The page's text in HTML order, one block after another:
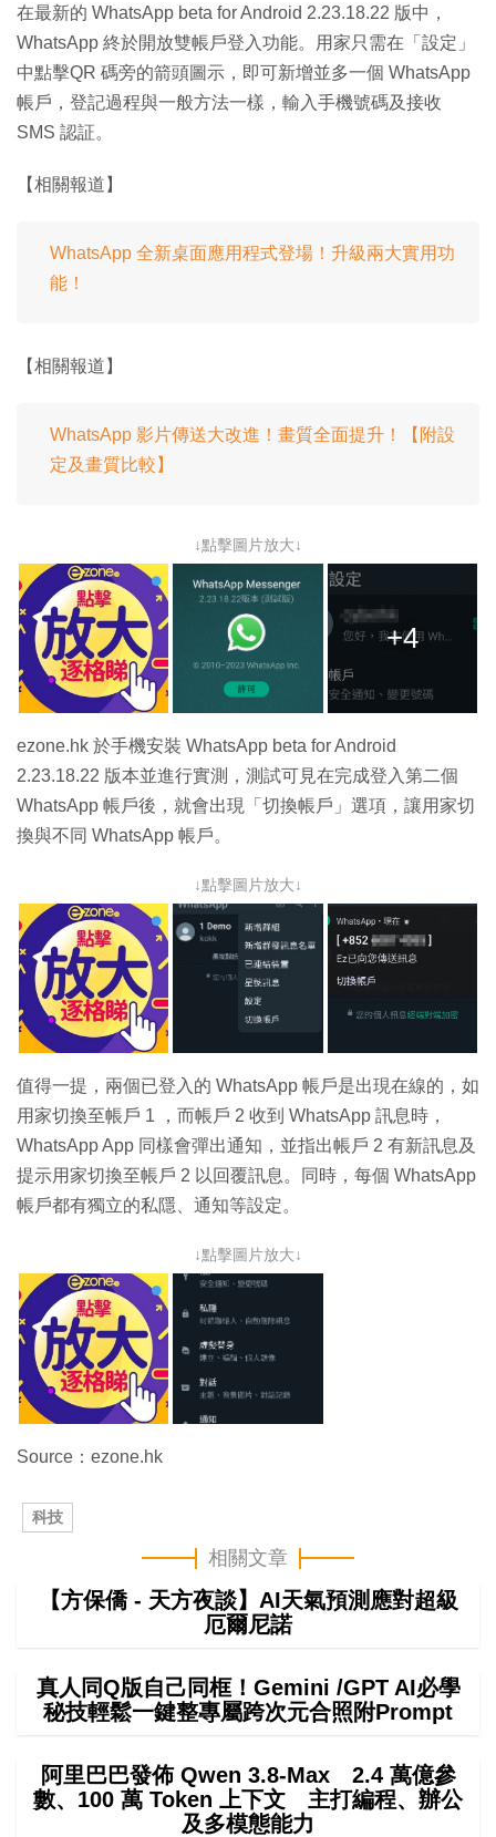
片
在最新的 WhatsApp beta for Android 2.23.18.22 版中，
WhatsApp 終於開放雙帳戶登入功能。用家只需在「設定」
中點擊QR 碼旁的箭頭圖示，即可新增並多一個 WhatsApp
帳戶，登記過程與一般方法一樣，輸入手機號碼及接收
SMS 認証。
【相關報道】
WhatsApp 全新桌面應用程式登場！升級兩大實用功
能！
【相關報道】
WhatsApp 影片傳送大改進！畫質全面提升！【附設
定及畫質比較】
↓點擊圖片放大↓
+4
ezone.hk 於手機安裝 WhatsApp beta for Android
2.23.18.22 版本並進行實測，測試可見在完成登入第二個
WhatsApp 帳戶後，就會出現「切換帳戶」選項，讓用家切
換與不同 WhatsApp 帳戶。
↓點擊圖片放大↓
值得一提，兩個已登入的 WhatsApp 帳戶是出現在線的，如
用家切換至帳戶 1 ，而帳戶 2 收到 WhatsApp 訊息時，
WhatsApp App 同樣會彈出通知，並指出帳戶 2 有新訊息及
提示用家切換至帳戶 2 以回覆訊息。同時，每個 WhatsApp
帳戶都有獨立的私隱、通知等設定。
↓點擊圖片放大↓
Source：ezone.hk
科技
相關文章
【方保僑 - 天方夜談】AI天氣預測應對超級
厄爾尼諾
真人同Q版自己同框！Gemini /GPT AI必學
秘技輕鬆一鍵整專屬跨次元合照附Prompt
阿里巴巴發佈 Qwen 3.8-Max 2.4 萬億參
數、100 萬 Token 上下文 主打編程、辦公
及多模態能力